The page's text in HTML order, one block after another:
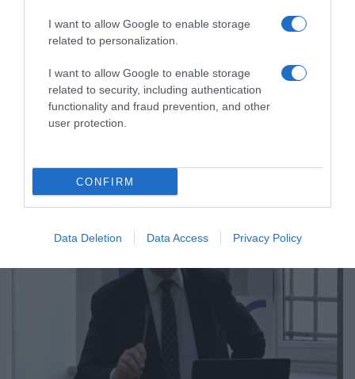
I want to allow Google to enable storage
related to personalization.
I want to allow Google to enable storage
related to security, including authentication
functionality and fraud prevention, and other
user protection.
CONFIRM
Data Deletion Data Access Privacy Policy
Τα στοιχεία και τα λάθη που “πρόδωσαν” την
Εύα Καϊλή – Πώς επιβάρυνε η ίδια τη θέση της
– Το έγγραφο “φωτιά”
Έρευνες και στην Ελλάδα για το Qatar Gate
16.12.2022 - 06:34